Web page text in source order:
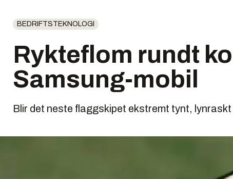
BEDRIFTSTEKNOLOGI
Rykteflom rundt
Samsung-mobil
Blir det neste flaggskipet ekstremt tynt,